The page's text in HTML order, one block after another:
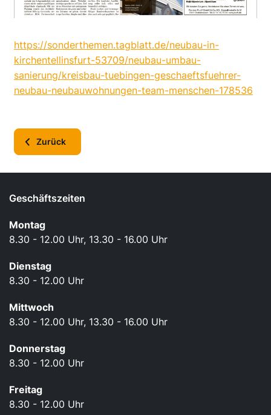
https://sonderthemen.tagblatt.de/neubau-in-
kirchentellinsfurt-53709/neubau-umbau-
sanierung/kreisbau-tuebingen-geschaeftsfuehrer-
neubau-neubauwohnungen-team-menschen-178536
Zurück
Geschäftszeiten
Montag
8.30 - 12.00 Uhr, 13.30 - 16.00 Uhr
Dienstag
8.30 - 12.00 Uhr
Mittwoch
8.30 - 12.00 Uhr, 13.30 - 16.00 Uhr
Donnerstag
8.30 - 12.00 Uhr
Freitag
8.30 - 12.00 Uhr